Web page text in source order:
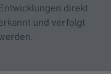
direkt
und verfolgt